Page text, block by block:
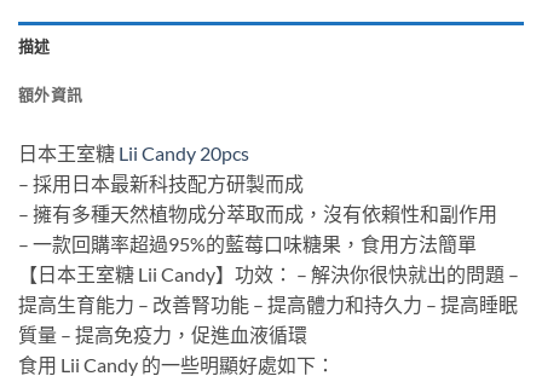
描述
額外資訊
日本王室糖 Lii Candy 20pcs
– 採用日本最新科技配方研製而成
– 擁有多種天然植物成分萃取而成，沒有依賴性和副作用
– 一款回購率超過95%的藍莓口味糖果，食用方法簡單
【日本王室糖 Lii Candy】功效： – 解決你很快就出的問題 –
提高生育能力 – 改善腎功能 – 提高體力和持久力 – 提高睡眠
質量 – 提高免疫力，促進血液循環
食用 Lii Candy 的一些明顯好處如下：